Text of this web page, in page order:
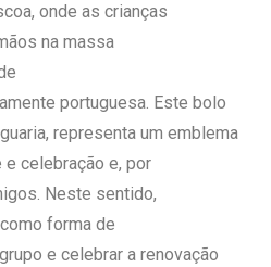
onde as crianças
na massa
portuguesa. Este bolo
representa um emblema
celebração e, por
Neste sentido,
forma de
e celebrar a renovação